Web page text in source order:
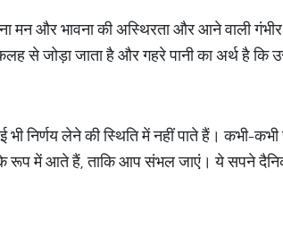
मन और भावना की अस्थिरता और आने वाली
से जोड़ा जाता है और गहरे पानी का अर्थ है कि
निर्णय लेने की स्थिति में नहीं पाते हैं। कभी-
रूप में आते हैं, ताकि आप संभल जाएं। ये सपने दैनिक